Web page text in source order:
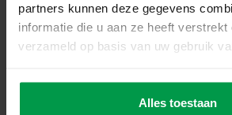
partners kunnen deze gegevens
informatie die u aan ze heeft verstrekt
verzameld op basis van uw gebruik
Alles toestaan
Ähnliche
Plakatfarbe